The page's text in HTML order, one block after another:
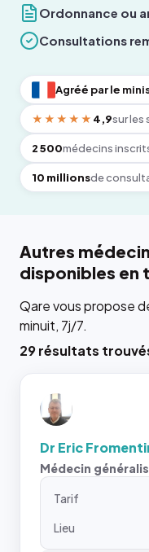
Ordonnance ou
Consultations
Agréé par le
★★★★★ 4,9sur les
2 500médecins
10 millionsde
Autres
disponibles en
Qare vous propose
minuit, 7j/7.
29 résultats
Dr Eric
Médecin
Tarif
Lieu